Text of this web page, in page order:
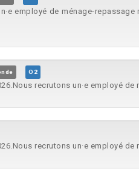
employé de ménage-
O2
recrutons un·e employé de
recrutons un·e employé de